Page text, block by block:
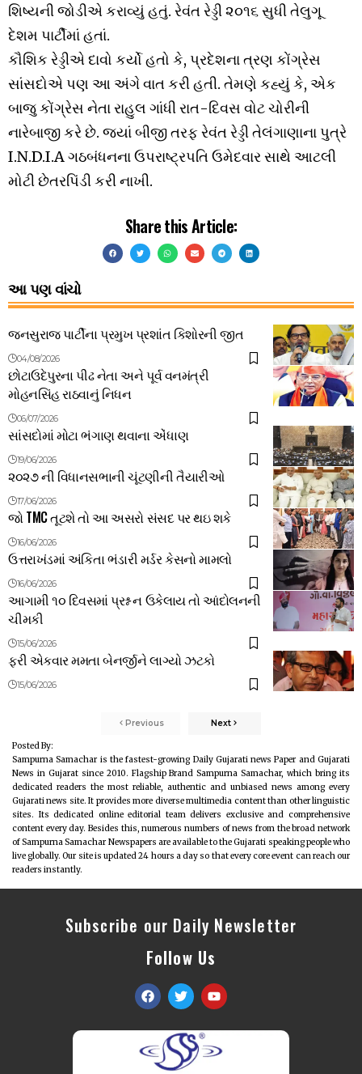
શિષ્યની જોડીએ કરાવ્યું હતું. રેવંત રેડ્ડી ૨૦૧૬ સુધી તેલુગૂ
દેશમ પાર્ટીમાં હતાં.
કૌશિક રેડ્ડીએ દાવો કર્યો હતો કે, પ્રદેશના ત્રણ કોંગ્રેસ
સાંસદોએ પણ આ અંગે વાત કરી હતી. તેમણે કહ્યું કે, એક
બાજુ કોંગ્રેસ નેતા રાહુલ ગાંધી રાત-દિવસ વોટ ચોરીની
નારેબાજી કરે છે. જ્યાં બીજી તરફ રેવંત રેડ્ડી તેલંગાણાના પુત્રે
I.N.D.I.A ગઠબંધનના ઉપરાષ્ટ્રપતિ ઉમેદવાર સાથે આટલી
મોટી છેતરપિંડી કરી નાખી.
Share this Article:
આ પણ વાંચો
જનસુરાજ પાર્ટીના પ્રમુખ પ્રશાંત કિશોરની જીત
04/08/2026
છોટાઉદેપુરના પીઢ નેતા અને પૂર્વ વનમંત્રી
મોહનસિંહ રાઠવાનું નિધન
06/07/2026
સાંસદોમાં મોટા ભંગાણ થવાના એંધાણ
19/06/2026
૨૦૨૭ ની વિધાનસભાની ચૂંટણીની તૈયારીઓ
17/06/2026
જો TMC તૂટશે તો આ અસરો સંસદ પર થઇ શકે
16/06/2026
ઉત્તરાખંડમાં અંકિતા ભંડારી મર્ડર કેસનો મામલો
16/06/2026
આગામી ૧૦ દિવસમાં પ્રશ્ન ન ઉકેલાય તો આંદોલનની
ચીમકી
15/06/2026
ફરી એકવાર મમતા બેનર્જીને લાગ્યો ઝટકો
15/06/2026
Previous Next
Posted By:
Sampurna Samachar is the fastest-growing Daily Gujarati news Paper and Gujarati
News in Gujarat since 2010. Flagship Brand Sampurna Samachar, which bring its
dedicated readers the most reliable, authentic and unbiased news among every
Gujarati news site. It provides more diverse multimedia content than other linguistic
sites. Its dedicated online editorial team delivers exclusive and comprehensive
content every day. Besides this, numerous numbers of news from the broad network
of Sampurna Samachar Newspapers are available to the Gujarati speaking people who
live globally. Our site is updated 24 hours a day so that every core event can reach our
readers instantly.
Subscribe our Daily Newsletter
Follow Us